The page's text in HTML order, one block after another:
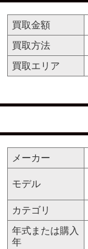
買取金額
買取方法
買取エリア
メーカー
モデル
カテゴリ
年式または購入
年